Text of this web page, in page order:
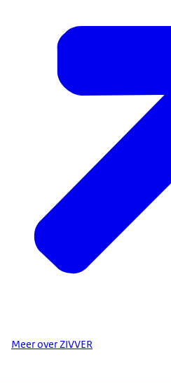
Meer over ZIVVER